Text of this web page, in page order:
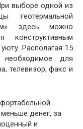
выборе одной из
геотермальной
здесь можно
конструктивным
Располагая 15
для
телевизор, факс и
денег, за
и